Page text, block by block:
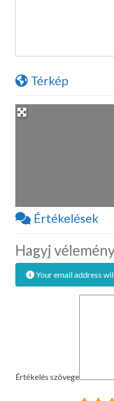
Térkép
Értékelések
Hagyj
Your email address
Értékelés szövege